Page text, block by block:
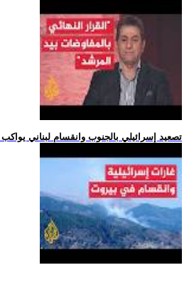
.. تصعيد إسرائيلي بالجنوب وانقسام لبناني